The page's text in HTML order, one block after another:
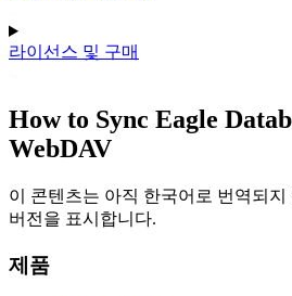
라이선스 및 구매
How to Sync Eagle
WebDAV
이 콘텐츠는 아직 한국어로 번역되
버전을 표시합니다.
제품